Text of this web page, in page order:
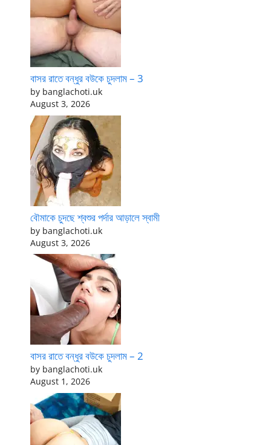
বাসর রাতে বন্ধুর বউকে চুদলাম – 3
by banglachoti.uk
August 3, 2026
বৌমাকে চুদছে শ্বশুর পর্দার আড়ালে স্বামী
by banglachoti.uk
August 3, 2026
বাসর রাতে বন্ধুর বউকে চুদলাম – 2
by banglachoti.uk
August 1, 2026